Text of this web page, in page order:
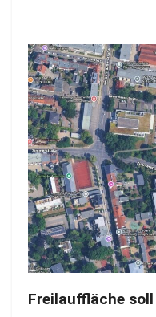
Freilauffläche